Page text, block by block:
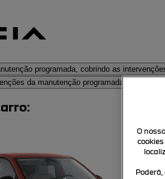
programada, cobrindo as
da manutenção programada (My
O